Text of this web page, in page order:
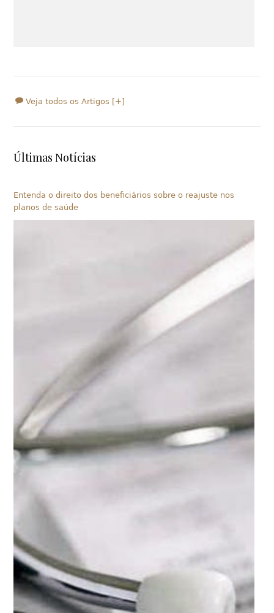
Veja todos os Artigos [+]
Últimas Notícias
Entenda o direito dos beneficiários sobre o reajuste nos
planos de saúde